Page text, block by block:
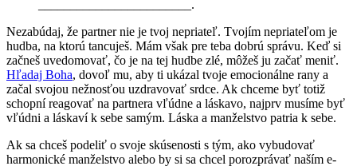
________________________.
Nezabúdaj, že partner nie je tvoj nepriateľ. Tvojím nepriateľom je
hudba, na ktorú tancuješ. Mám však pre teba dobrú správu. Keď si
začneš uvedomovať, čo je na tej hudbe zlé, môžeš ju začať meniť.
Hľadaj Boha, dovoľ mu, aby ti ukázal tvoje emocionálne rany a
začal svojou nežnosťou uzdravovať srdce. Ak chceme byť totiž
schopní reagovať na partnera vľúdne a láskavo, najprv musíme byť
vľúdni a láskaví k sebe samým. Láska a manželstvo patria k sebe.
Ak sa chceš podeliť o svoje skúsenosti s tým, ako vybudovať
harmonické manželstvo alebo by si sa chcel porozprávať naším e-